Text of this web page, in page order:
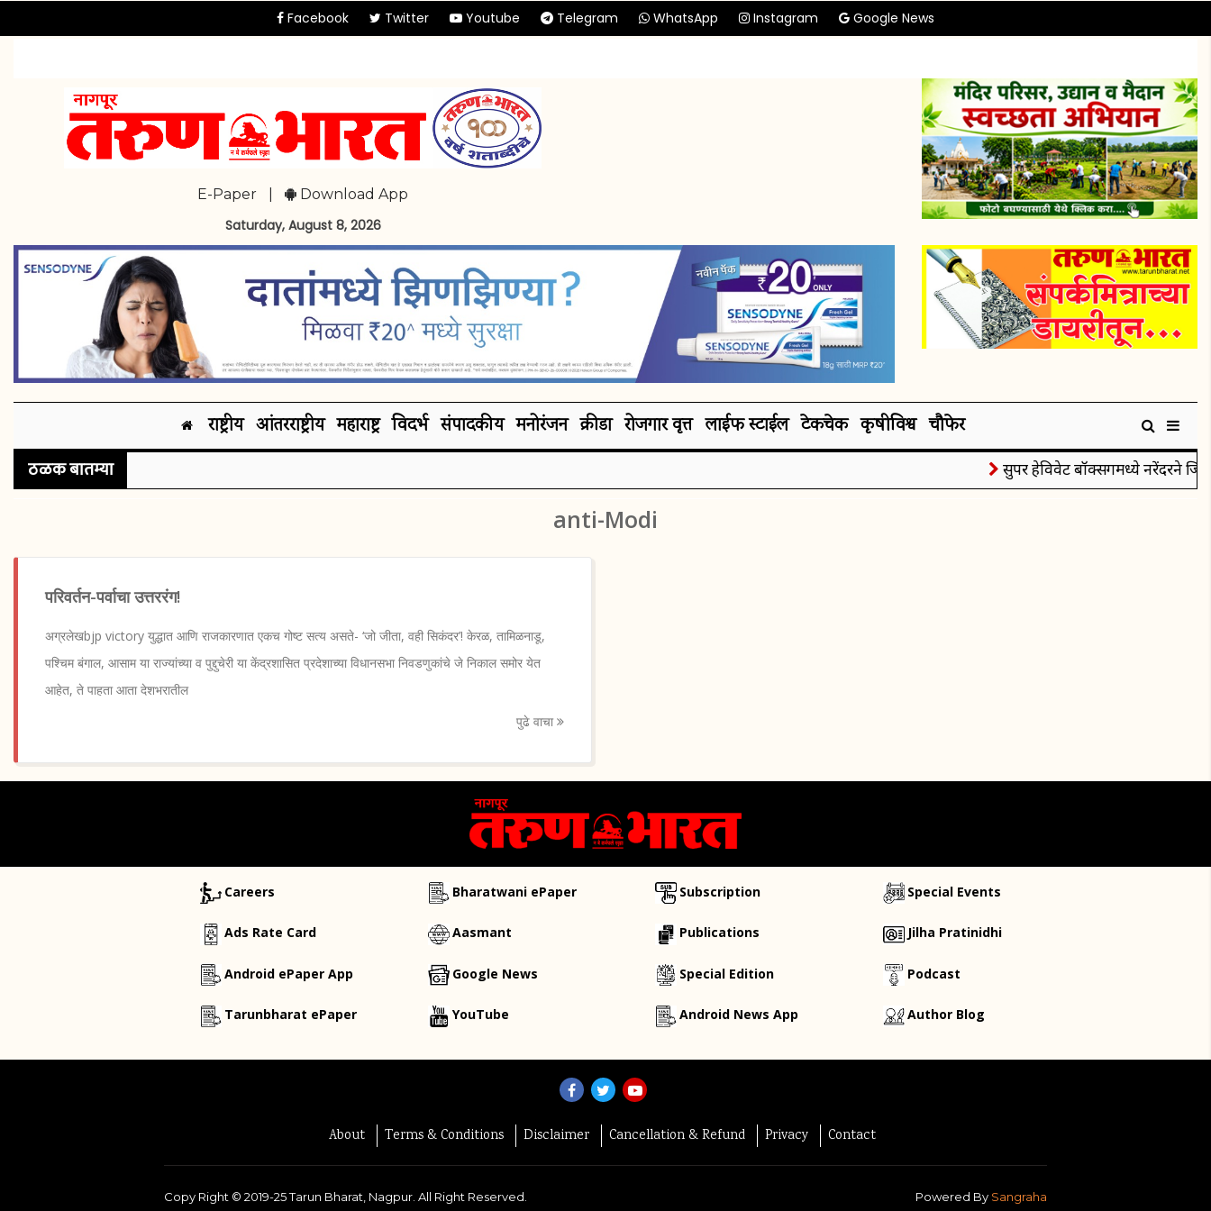
Facebook Twitter Youtube Telegram WhatsApp Instagram Google News
E-Paper Download App
Saturday, August 8, 2026
राष्ट्रीय आंतरराष्ट्रीय महाराष्ट्र विदर्भ संपादकीय मनोरंजन क्रीडा रोजगार वृत्त लाईफ स्टाईल टेकचेक कृषीविश्व चौफेर
ठळक बातम्या सुपर हेविवेट बॉक्सिंगमध्ये नरेंदरने
anti-Modi
परिवर्तन-पर्वाचा उत्तररंग!
अग्रलेखbjp victory युद्धात आणि राजकारणात एकच गोष्ट सत्य असते- ‘जो जीता, वही सिकंदर’! केरळ, तामिळनाडू,
पश्चिम बंगाल, आसाम या राज्यांच्या व पुद्दुचेरी या केंद्रशासित प्रदेशाच्या विधानसभा निवडणुकांचे जे निकाल समोर येत
आहेत, ते पाहता आता देशभरातील
पुढे वाचा
Careers
Ads Rate Card
Android ePaper App
Tarunbharat ePaper
Bharatwani ePaper
Aasmant
Google News
YouTube
Subscription
Publications
Special Edition
Android News App
Special Events
Jilha Pratinidhi
Podcast
Author Blog
About Terms & Conditions Disclaimer Cancellation & Refund Privacy Contact
Copy Right © 2019-25Tarun Bharat, Nagpur. All Right Reserved. Powered By Sangraha